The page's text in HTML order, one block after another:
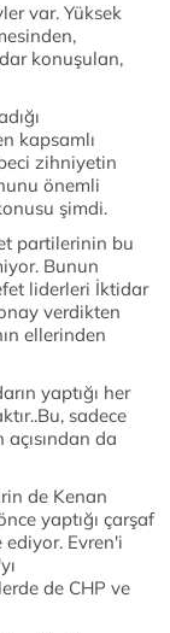
var. Yüksek
konuşulan,
kapsamlı
zihniyetin
önemli
şimdi.
partilerinin bu
Bunun
liderleri İktidar
verdikten
ellerinden
yaptığı her
sadece
da
de Kenan
yaptığı çarşaf
ediyor. Evren'i
de CHP ve